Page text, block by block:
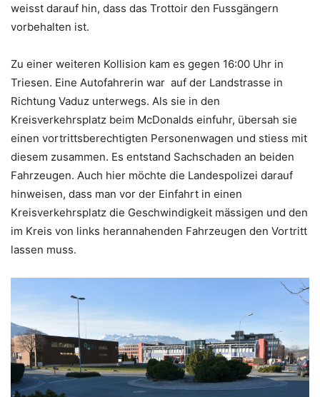
weisst darauf hin, dass das Trottoir den Fussgängern
vorbehalten ist.
Zu einer weiteren Kollision kam es gegen 16:00 Uhr in
Triesen. Eine Autofahrerin war auf der Landstrasse in
Richtung Vaduz unterwegs. Als sie in den
Kreisverkehrsplatz beim McDonalds einfuhr, übersah sie
einen vortrittsberechtigten Personenwagen und stiess mit
diesem zusammen. Es entstand Sachschaden an beiden
Fahrzeugen. Auch hier möchte die Landespolizei darauf
hinweisen, dass man vor der Einfahrt in einen
Kreisverkehrsplatz die Geschwindigkeit mässigen und den
im Kreis von links herannahenden Fahrzeugen den Vortritt
lassen muss.